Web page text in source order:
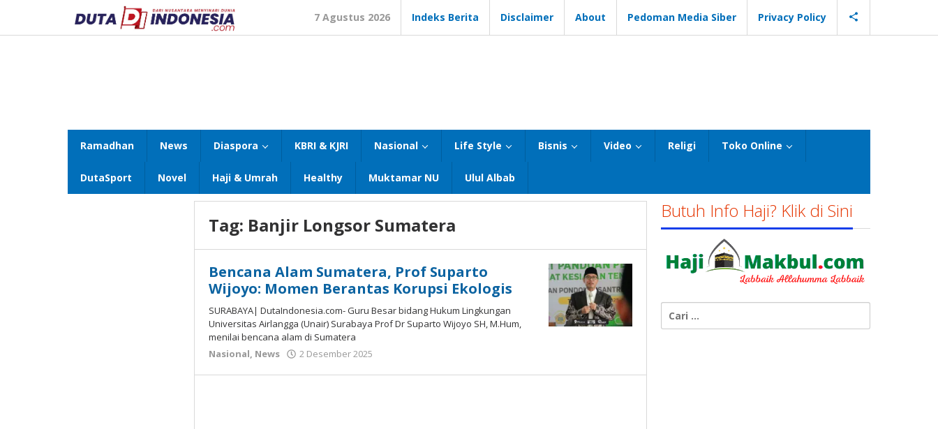
konten
7 Agustus 2026 Indeks Berita Disclaimer About Pedoman Media Siber Privacy Policy
Ramadhan News Diaspora KBRI & KJRI Nasional Life Style Bisnis Video Religi Toko Online
DutaSport Novel Haji & Umrah Healthy Muktamar NU Ulul Albab
Tag: Banjir Longsor Sumatera
Bencana Alam Sumatera, Prof Suparto
Wijoyo: Momen Berantas Korupsi Ekologis
SURABAYA| DutaIndonesia.com- Guru Besar bidang Hukum Lingkungan
Universitas Airlangga (Unair) Surabaya Prof Dr Suparto Wijoyo SH, M.Hum,
menilai bencana alam di Sumatera
Nasional, News 2 Desember 2025
Susanto
Butuh Info Haji? Klik di Sini
untuk: